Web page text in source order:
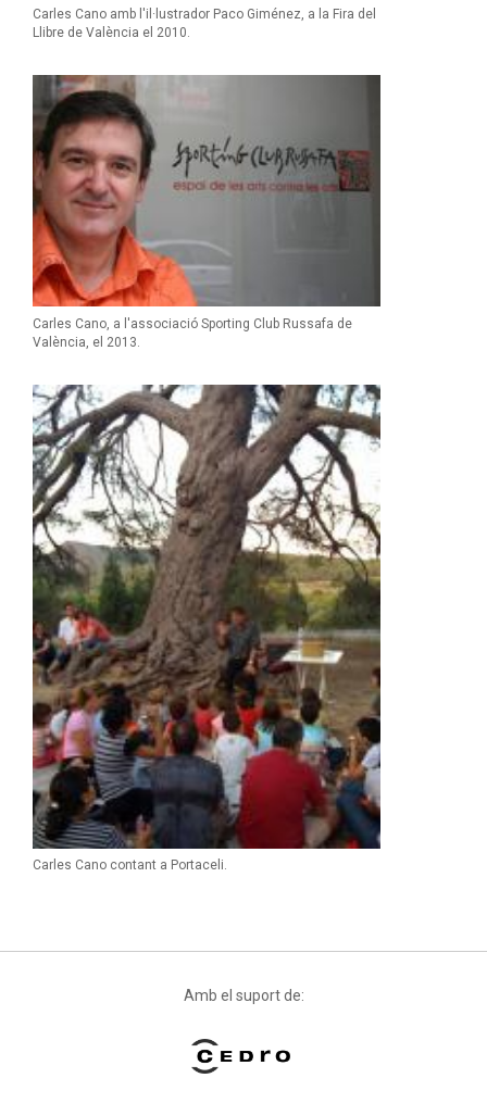
Carles Cano amb l'il·lustrador Paco Giménez, a la Fira del
Llibre de València el 2010.
Carles Cano, a l'associació Sporting Club Russafa de
València, el 2013.
Carles Cano contant a Portaceli.
Amb el suport de: